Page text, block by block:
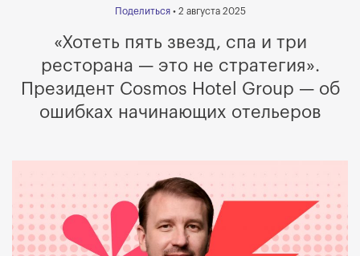
Поделиться• 2 августа 2025
«Хотеть пять звезд, спа и три
ресторана — это не стратегия».
Президент Cosmos Hotel Group — об
ошибках начинающих отельеров